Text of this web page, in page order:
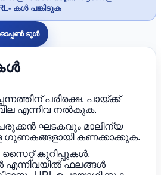
കൾ പങ്കിടുക
ടൂൾ
പരിരക്ഷ, പായ്ക്ക്
എന്നിവ നൽകുക.
ഘടകവും മാലിന്യ
ഗുണകങ്ങളായി കണക്കാക്കുക.
സൈറ്റ് കുറിപ്പുകൾ,
ഫലങ്ങൾ